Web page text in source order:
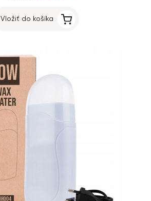
Vložiť do košíka